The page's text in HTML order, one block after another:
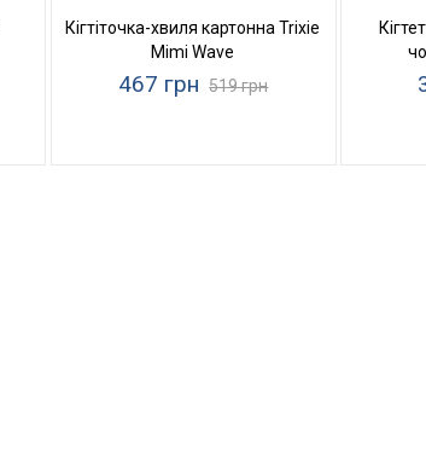
Кігтіточка-хвиля картонна Trixie
Mimi Wave
467 грн 519 грн